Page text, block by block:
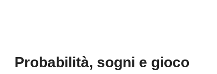
Probabilità, sogni e gioco